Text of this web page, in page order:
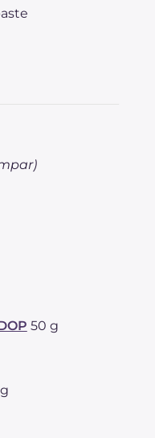
50 g